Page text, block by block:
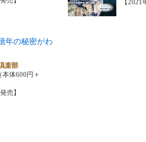
【2021
年の秘密がわ
楽部
体600円＋
売】